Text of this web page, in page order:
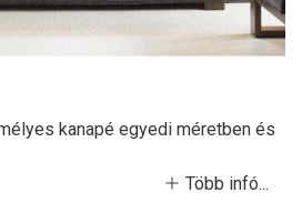
kanapé egyedi méretben és
Több infó...